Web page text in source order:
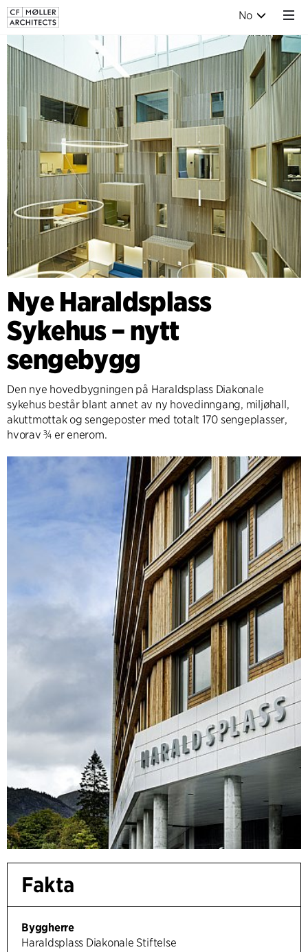
No
Nye Haraldsplass
Sykehus – nytt
sengebygg
Den nye hovedbygningen på Haraldsplass Diakonale
sykehus består blant annet av ny hovedinngang, miljøhall,
akuttmottak og sengeposter med totalt 170 sengeplasser,
hvorav ¾ er enerom.
Fakta
Byggherre
Haraldsplass Diakonale Stiftelse